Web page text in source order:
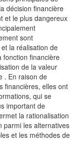
décision financière
et le plus dangereux
sont
la réalisation de
fonction financière
de la valeur
. En raison de
financières, elles ont
qui se
important de
la rationalisation
parmi les alternatives
et les méthodes de